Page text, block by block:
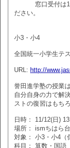
窓口受付は10/
ださい。
小3・小4
全国統一小学生テ
URL: http://
誉田進学塾の授業
自分自身の力で解
ストの復習はもち
日時： 11/12(日)
場所： ismちはら
対象： 小3・小4（
科目： 算数・国語